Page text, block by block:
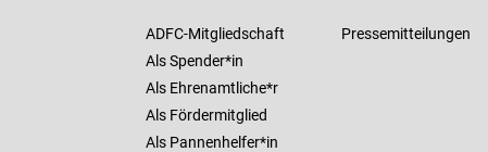
ADFC-Mitgliedschaft
Als Spender*in
Als Ehrenamtliche*r
Als Fördermitglied
Als Pannenhelfer*in
Pressemitteilungen